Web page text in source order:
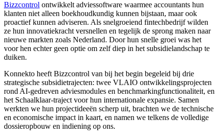
Bizzcontrol ontwikkelt adviessoftware waarmee accountants hun
klanten niet alleen boekhoudkundig kunnen bijstaan, maar ook
proactief kunnen adviseren. Als snelgroeiend fintechbedrijf wilden
ze hun innovatiekracht versnellen en tegelijk de sprong maken naar
nieuwe markten zoals Nederland. Door hun snelle groei was het
voor hen echter geen optie om zelf diep in het subsidielandschap te
duiken.
Konnekto heeft Bizzcontrol van bij het begin begeleid bij drie
strategische subsidietrajecten: twee VLAIO ontwikkelingsprojecten
rond AI-gedreven adviesmodules en benchmarkingfunctionaliteit, en
het Schaalklaar-traject voor hun internationale expansie. Samen
werkten we hun projectideeën scherp uit, brachten we de technische
en economische impact in kaart, en namen we telkens de volledige
dossieropbouw en indiening op ons.